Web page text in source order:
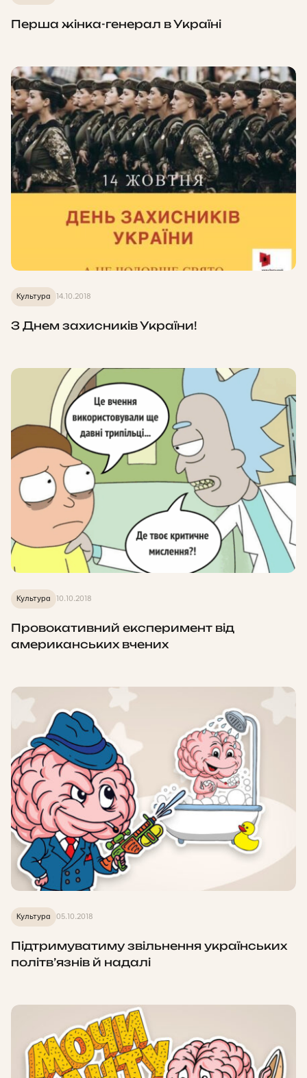
Перша жінка-генерал в Україні
Культура 14.10.2018
З Днем захисників України!
Культура 10.10.2018
Провокативний експеримент від
американських вчених
Культура 05.10.2018
Підтримуватиму звільнення українських
політв’язнів й надалі